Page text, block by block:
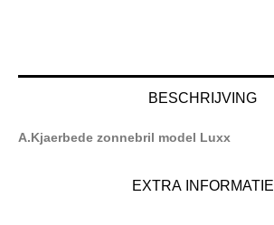
BESCHRIJVING
EXTRA INFORMATIE
A.Kjaerbede zonnebril model Luxx